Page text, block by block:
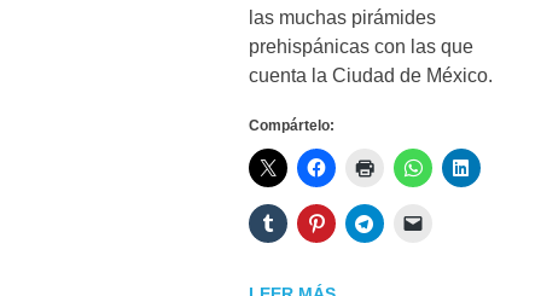
las muchas pirámides
prehispánicas con las que
cuenta la Ciudad de México.
Compártelo: